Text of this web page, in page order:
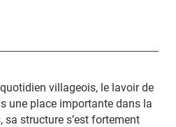
villageois, le lavoir de
une place importante dans la
sa structure s’est fortement